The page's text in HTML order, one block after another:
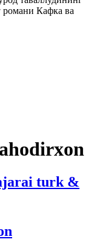
Кафка ва
turk &